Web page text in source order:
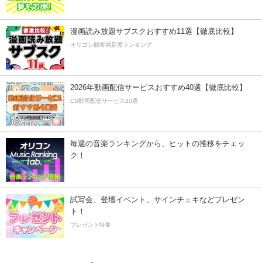
漫画読み放題サブスクおすすめ11選【徹底比較】
オリコン顧客満足度ランキング
2026年動画配信サービスおすすめ40選【徹底比較】
CS動画配信サービス20選
毎週の音楽ランキングから、ヒットの推移をチェッ
ク！
試写会、登壇イベント、サインチェキなどプレゼン
ト！
プレゼント特集